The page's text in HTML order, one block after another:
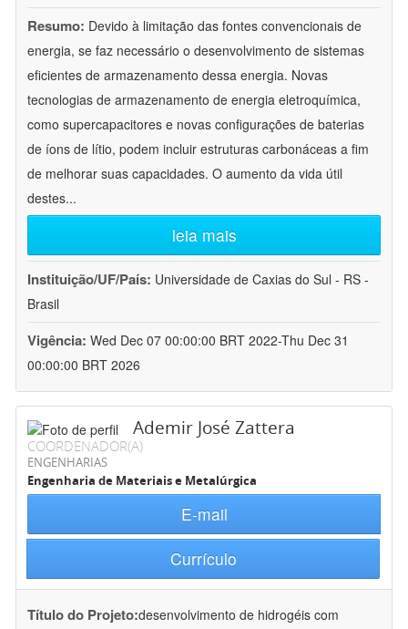
Resumo: Devido à limitação das fontes convencionais de
energia, se faz necessário o desenvolvimento de sistemas
eficientes de armazenamento dessa energia. Novas
tecnologias de armazenamento de energia eletroquímica,
como supercapacitores e novas configurações de baterias
de íons de lítio, podem incluir estruturas carbonáceas a fim
de melhorar suas capacidades. O aumento da vida útil
destes...
leia mais
Instituição/UF/País: Universidade de Caxias do Sul - RS -
Brasil
Vigência: Wed Dec 07 00:00:00 BRT 2022-Thu Dec 31
00:00:00 BRT 2026
Ademir José Zattera
COORDENADOR(A)
ENGENHARIAS
Engenharia de Materiais e Metalúrgica
E-mail
Currículo
Título do Projeto:desenvolvimento de hidrogéis com